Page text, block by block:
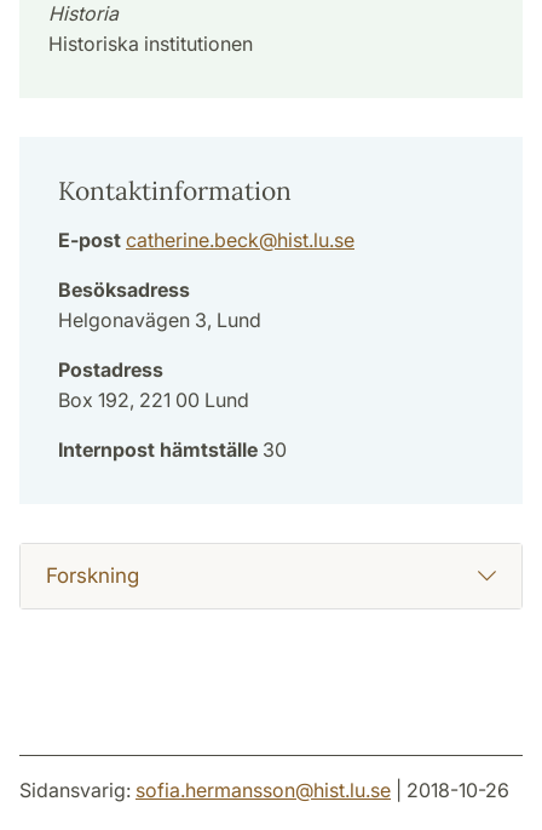
Historia
Historiska institutionen
Kontaktinformation
E-post catherine.beck@hist.lu.se
Besöksadress
Helgonavägen 3, Lund
Postadress
Box 192, 221 00 Lund
Internpost hämtställe 30
Forskning
Sidansvarig: sofia.hermansson@hist.lu.se | 2018-10-26